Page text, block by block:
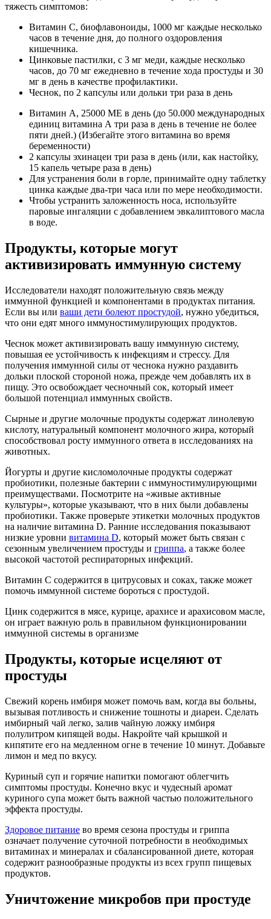
тяжесть симптомов:
Витамин С, биофлавоноиды, 1000 мг каждые несколько
часов в течение дня, до полного оздоровления
кишечника.
Цинковые пастилки, с 3 мг меди, каждые несколько
часов, до 70 мг ежедневно в течение хода простуды и 30
мг в день в качестве профилактики.
Чеснок, по 2 капсулы или дольки три раза в день
Витамин А, 25000 МЕ в день (до 50.000 международных
единиц витамина А три раза в день в течение не более
пяти дней.) (Избегайте этого витамина во время
беременности)
2 капсулы эхинацеи три раза в день (или, как настойку,
15 капель четыре раза в день)
Для устранения боли в горле, принимайте одну таблетку
цинка каждые два-три часа или по мере необходимости.
Чтобы устранить заложенность носа, используйте
паровые ингаляции с добавлением эвкалиптового масла
в воде.
Продукты, которые могут
активизировать иммунную систему
Исследователи находят положительную связь между
иммунной функцией и компонентами в продуктах питания.
Если вы или ваши дети болеют простудой, нужно убедиться,
что они едят много иммуностимулирующих продуктов.
Чеснок может активизировать вашу иммунную систему,
повышая ее устойчивость к инфекциям и стрессу. Для
получения иммунной силы от чеснока нужно раздавить
дольки плоской стороной ножа, прежде чем добавлять их в
пищу. Это освобождает чесночный сок, который имеет
большой потенциал иммунных свойств.
Сырные и другие молочные продукты содержат линолевую
кислоту, натуральный компонент молочного жира, который
способствовал росту иммунного ответа в исследованиях на
животных.
Йогурты и другие кисломолочные продукты содержат
пробиотики, полезные бактерии с иммуностимулирующими
преимуществами. Посмотрите на «живые активные
культуры», которые указывают, что в них были добавлены
пробиотики. Также проверьте этикетки молочных продуктов
на наличие витамина D. Ранние исследования показывают
низкие уровни витамина D, который может быть связан с
сезонным увеличением простуды и гриппа, а также более
высокой частотой респираторных инфекций.
Витамин С содержится в цитрусовых и соках, также может
помочь иммунной системе бороться с простудой.
Цинк содержится в мясе, курице, арахисе и арахисовом масле,
он играет важную роль в правильном функционировании
иммунной системы в организме
Продукты, которые исцеляют от
простуды
Свежий корень имбиря может помочь вам, когда вы больны,
вызывая потливость и снижение тошноты и диареи. Сделать
имбирный чай легко, залив чайную ложку имбиря
полулитром кипящей воды. Накройте чай крышкой и
кипятите его на медленном огне в течение 10 минут. Добавьте
лимон и мед по вкусу.
Куриный суп и горячие напитки помогают облегчить
симптомы простуды. Конечно вкус и чудесный аромат
куриного супа может быть важной частью положительного
эффекта простуды.
Здоровое питание во время сезона простуды и гриппа
означает получение суточной потребности в необходимых
витаминах и минералах и сбалансированной диете, которая
содержит разнообразные продукты из всех групп пищевых
продуктов.
Уничтожение микробов при простуде